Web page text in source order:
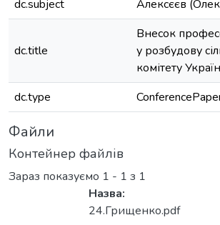
dc.subject
Алексєєв
dc.title
Внесок
у розбудову
комітету
dc.type
Файли
Контейнер файлів
Зараз показуємо 1 - 1 з 1
Назва:
24.Грищенко.pdf